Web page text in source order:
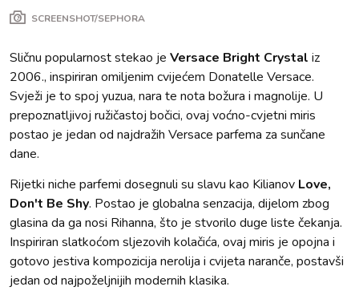
SCREENSHOT/SEPHORA
Sličnu popularnost stekao je Versace Bright Crystal iz
2006., inspiriran omiljenim cvijećem Donatelle Versace.
Svježi je to spoj yuzua, nara te nota božura i magnolije. U
prepoznatljivoj ružičastoj bočici, ovaj voćno-cvjetni miris
postao je jedan od najdražih Versace parfema za sunčane
dane.
Rijetki niche parfemi dosegnuli su slavu kao Kilianov Love,
Don't Be Shy. Postao je globalna senzacija, dijelom zbog
glasina da ga nosi Rihanna, što je stvorilo duge liste čekanja.
Inspiriran slatkoćom sljezovih kolačića, ovaj miris je opojna i
gotovo jestiva kompozicija nerolija i cvijeta naranče, postavši
jedan od najpoželjnijih modernih klasika.